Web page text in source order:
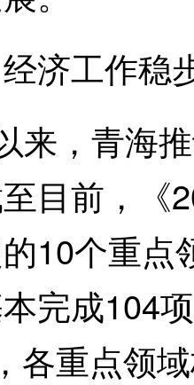
工作稳
，青海推
目前，《
10个重点
完成104
各重点领